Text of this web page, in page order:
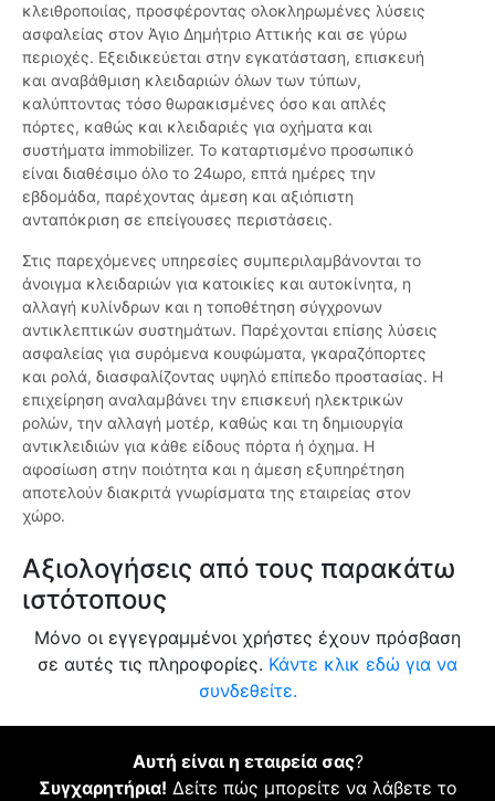
κλειθροποιίας, προσφέροντας ολοκληρωμένες λύσεις
ασφαλείας στον Άγιο Δημήτριο Αττικής και σε γύρω
περιοχές. Εξειδικεύεται στην εγκατάσταση, επισκευή
και αναβάθμιση κλειδαριών όλων των τύπων,
καλύπτοντας τόσο θωρακισμένες όσο και απλές
πόρτες, καθώς και κλειδαριές για οχήματα και
συστήματα immobilizer. Το καταρτισμένο προσωπικό
είναι διαθέσιμο όλο το 24ωρο, επτά ημέρες την
εβδομάδα, παρέχοντας άμεση και αξιόπιστη
ανταπόκριση σε επείγουσες περιστάσεις.
Στις παρεχόμενες υπηρεσίες συμπεριλαμβάνονται το
άνοιγμα κλειδαριών για κατοικίες και αυτοκίνητα, η
αλλαγή κυλίνδρων και η τοποθέτηση σύγχρονων
αντικλεπτικών συστημάτων. Παρέχονται επίσης λύσεις
ασφαλείας για συρόμενα κουφώματα, γκαραζόπορτες
και ρολά, διασφαλίζοντας υψηλό επίπεδο προστασίας. Η
επιχείρηση αναλαμβάνει την επισκευή ηλεκτρικών
ρολών, την αλλαγή μοτέρ, καθώς και τη δημιουργία
αντικλειδιών για κάθε είδους πόρτα ή όχημα. Η
αφοσίωση στην ποιότητα και η άμεση εξυπηρέτηση
αποτελούν διακριτά γνωρίσματα της εταιρείας στον
χώρο.
Αξιολογήσεις από τους παρακάτω
ιστότοπους
Μόνο οι εγγεγραμμένοι χρήστες έχουν πρόσβαση
σε αυτές τις πληροφορίες. Κάντε κλικ εδώ για να
συνδεθείτε.
Αυτή είναι η εταιρεία σας?
Συγχαρητήρια! Δείτε πώς μπορείτε να λάβετε το